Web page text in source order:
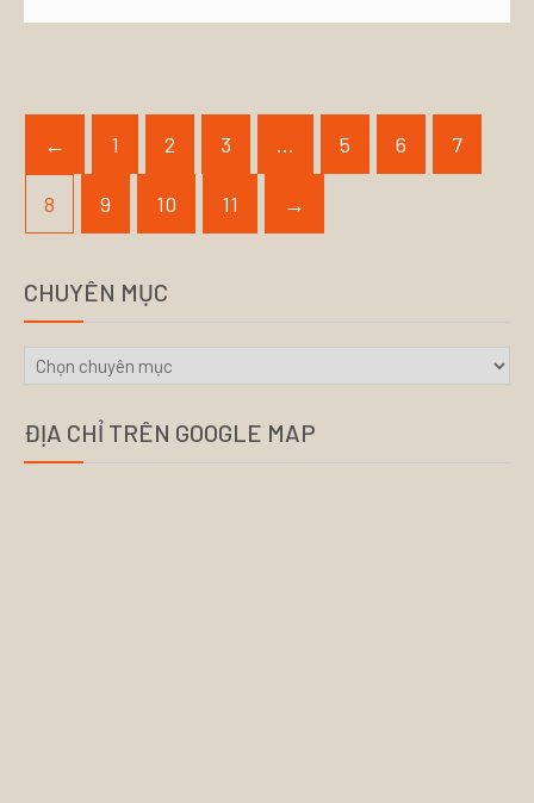
← 1 2 3 … 5 6 7
8 9 10 11 →
CHUYÊN MỤC
CHUYÊN
ĐỊA CHỈ TRÊN GOOGLE MAP